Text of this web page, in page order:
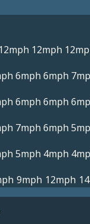
12mph 12mph
6mph 6mph
6mph 6mph
7mph 6mph
5mph 4mph
9mph 12mph